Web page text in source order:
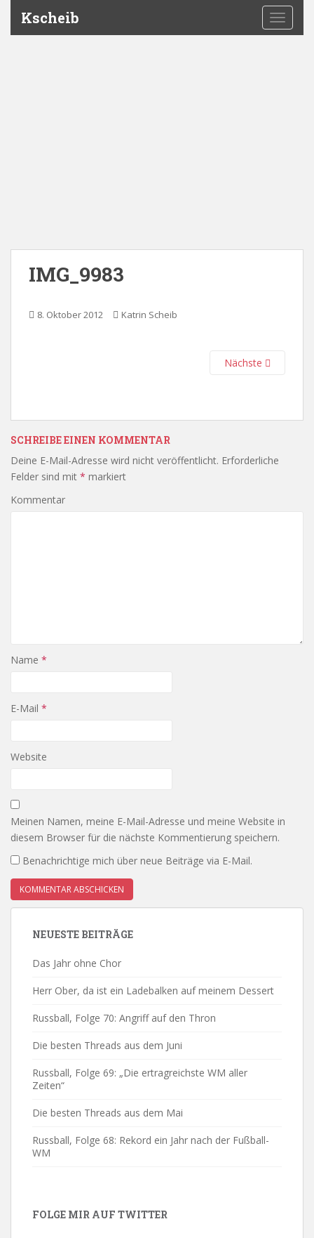
Kscheib
IMG_9983
8. Oktober 2012 Katrin Scheib
Nächste
SCHREIBE EINEN KOMMENTAR
Deine E-Mail-Adresse wird nicht veröffentlicht. Erforderliche
Felder sind mit * markiert
Kommentar
Name *
E-Mail *
Website
Meinen Namen, meine E-Mail-Adresse und meine Website in
diesem Browser für die nächste Kommentierung speichern.
Benachrichtige mich über neue Beiträge via E-Mail.
NEUESTE BEITRÄGE
Das Jahr ohne Chor
Herr Ober, da ist ein Ladebalken auf meinem Dessert
Russball, Folge 70: Angriff auf den Thron
Die besten Threads aus dem Juni
Russball, Folge 69: „Die ertragreichste WM aller
Zeiten“
Die besten Threads aus dem Mai
Russball, Folge 68: Rekord ein Jahr nach der Fußball-
WM
FOLGE MIR AUF TWITTER